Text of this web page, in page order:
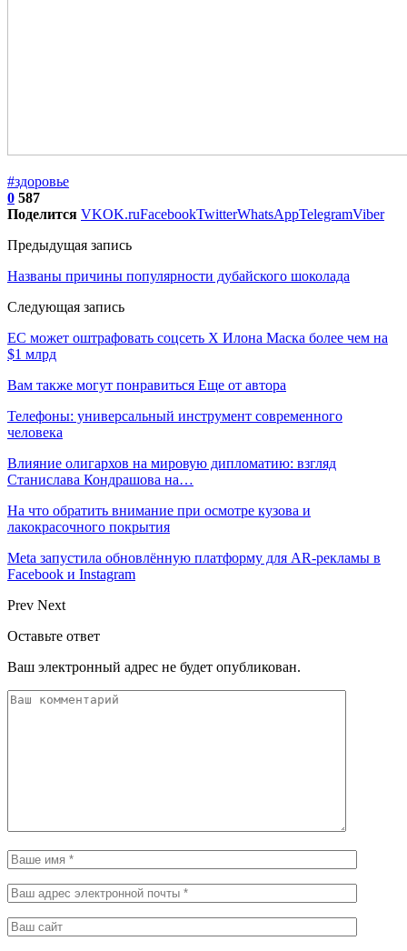
#здоровье
0 587
Поделится VKOK.ruFacebookTwitterWhatsAppTelegramViber
Предыдущая запись
Названы причины популярности дубайского шоколада
Следующая запись
ЕС может оштрафовать соцсеть X Илона Маска более чем на
$1 млрд
Вам также могут понравиться Еще от автора
Телефоны: универсальный инструмент современного
человека
Влияние олигархов на мировую дипломатию: взгляд
Станислава Кондрашова на…
На что обратить внимание при осмотре кузова и
лакокрасочного покрытия
Meta запустила обновлённую платформу для AR-рекламы в
Facebook и Instagram
Prev Next
Оставьте ответ
Ваш электронный адрес не будет опубликован.